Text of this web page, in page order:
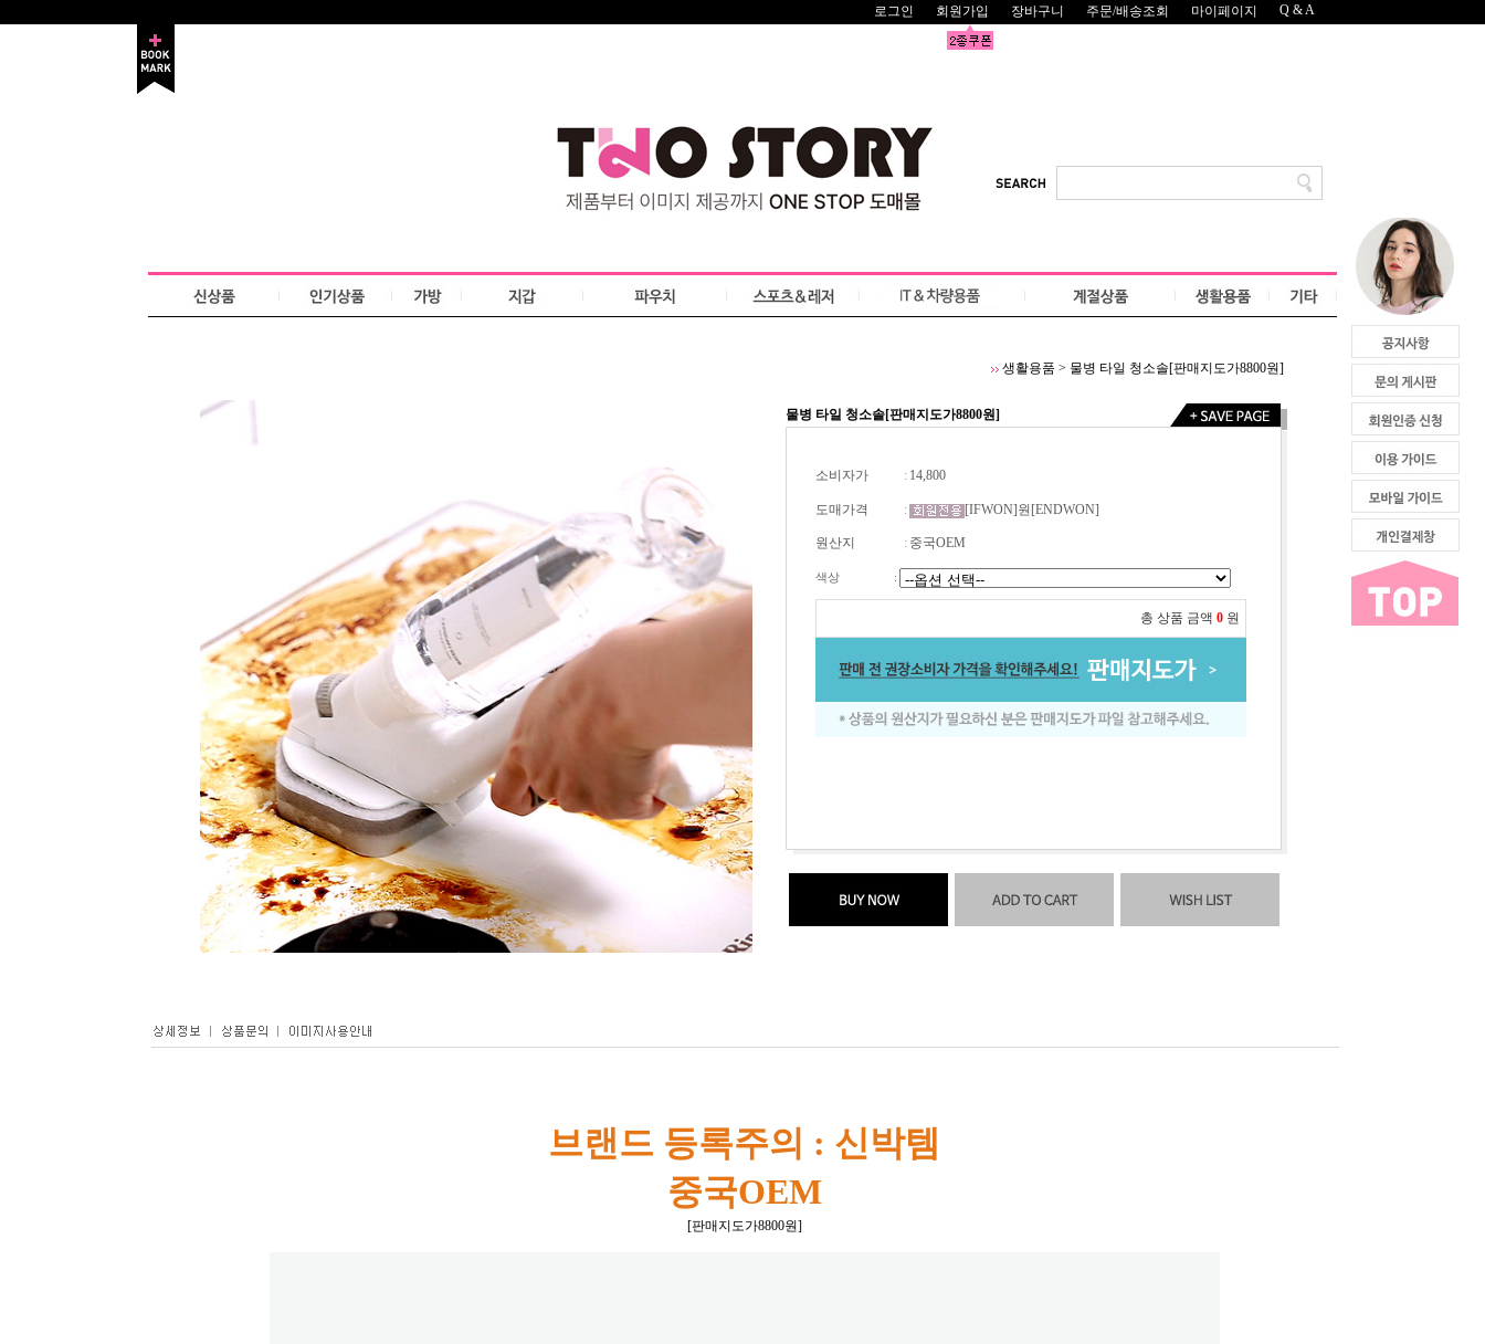
로그인 회원가입 장바구니 주문/배송조회 마이페이지 Q & A
생활용품 > 물병 타일 청소솔[판매지도가8800원]
물병 타일 청소솔[판매지도가8800원]
소비자가 : 14,800
도매가격 : [IFWON]원[ENDWON]
원산지 : 중국OEM
색상 :
총 상품 금액 0 원
브랜드 등록주의 : 신박템
중국OEM
[판매지도가8800원]